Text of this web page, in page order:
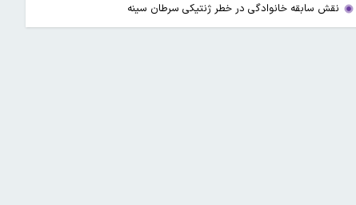
نقش سابقه خانوادگی در خطر ژنتیکی سرطان سینه